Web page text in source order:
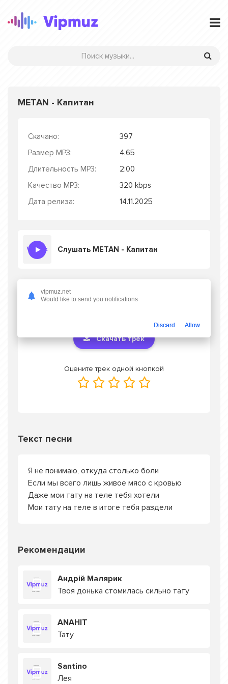
METAN - Капитан
Скачано:
397
Размер MP3:
4.65
Длительность MP3:
2:00
Качество MP3:
320 kbps
Дата релиза:
14.11.2025
Слушать METAN - Капитан
Скачать песню METAN - Капитан
или слушать онлайн бесплатно
Скачать трек
Оцените трек одной кнопкой
Текст песни
Я не понимаю, откуда столько боли
Если мы всего лишь живое мясо с кровью
Даже мои тату на теле тебя хотели
Мои тату на теле в итоге тебя раздели
Рекомендации
Андрій Малярик
Твоя донька стомилась сильно тату
ANAHIT
Тату
Santino
Лея
vipmuz.net
Would like to send you notifications
Discard Allow